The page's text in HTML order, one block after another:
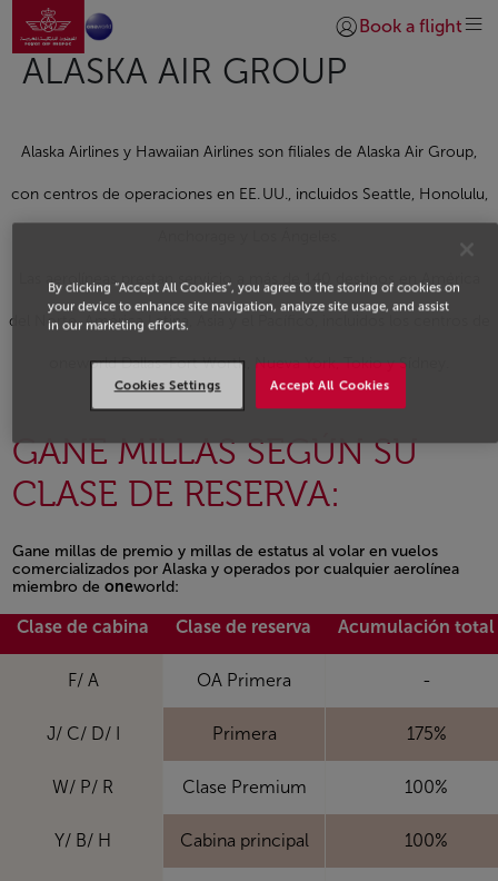
Saltar al contenido principal
Ir a la página de inicio
Iniciar sesión |
Book a flight
ALASKA AIR GROUP
Alaska Airlines y Hawaiian Airlines son filiales de Alaska Air Group,
con centros de operaciones en EE. UU., incluidos Seattle, Honolulu,
Las aerolíneas prestan servicio a más de 140 destinos en América
del Norte, América Latina, Asia y el Pacífico, incluidos los centros de
oneworld Dallas-Fort Worth, Nueva York, Tokio y Sídney.
GANE MILLAS SEGÚN SU
CLASE DE RESERVA:
Gane millas de premio y millas de estatus al volar en vuelos
comercializados por Alaska y operados por cualquier aerolínea
miembro de oneworld:
Clase de cabina Clase de reserva Acumulación total
F/ A OA Primera -
J/ C/ D/ I Primera 175%
W/ P/ R Clase Premium 100%
Y/ B/ H Cabina principal 100%
By clicking “Accept All Cookies”, you agree to the storing of cookies on
your device to enhance site navigation, analyze site usage, and assist
in our marketing efforts.
Accept All Cookies
Cookies Settings